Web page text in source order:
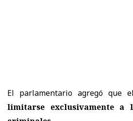
El parlamentario agregó que
limitarse exclusivamente a